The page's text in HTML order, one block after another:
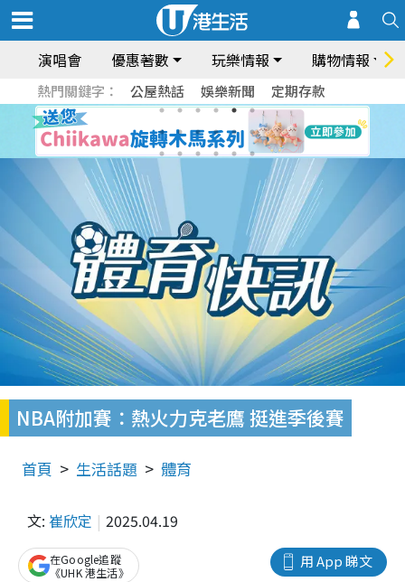
演唱會 優惠著數 玩樂情報 購物情報
熱門關鍵字： 公屋熱話 娛樂新聞 定期存款
NBA附加賽：熱火力克老鷹 挺進季後賽
首頁 生活話題 體育
文: 崔欣定 2025.04.19
用 App 睇文
在Google追蹤
《UHK 港生活》